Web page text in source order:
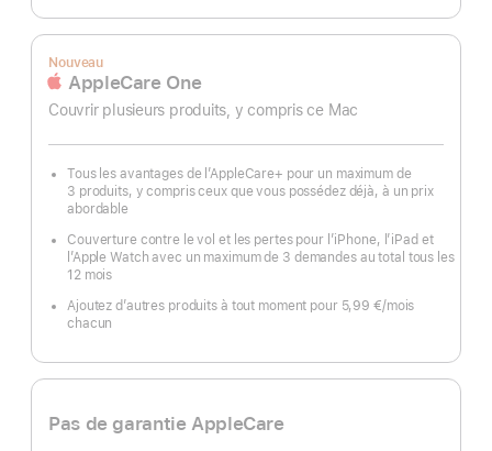
Nouveau
AppleCare One
Couvrir plusieurs produits, y compris ce Mac
Tous les avantages de l’AppleCare+ pour un maximum de
3 produits, y compris ceux que vous possédez déjà, à un prix
abordable
Couverture contre le vol et les pertes pour l’iPhone, l’iPad et
l’Apple Watch avec un maximum de 3 demandes au total tous les
12 mois
Ajoutez d’autres produits à tout moment pour 5,99 €/mois
chacun
Pas de garantie AppleCare